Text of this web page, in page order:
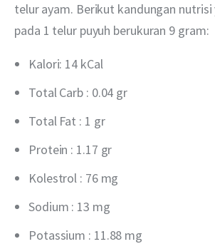
telur ayam. Berikut kandungan
pada 1 telur puyuh berukuran 9 gram:
Kalori: 14 kCal
Total Carb : 0.04 gr
Total Fat : 1 gr
Protein : 1.17 gr
Kolestrol : 76 mg
Sodium : 13 mg
Potassium : 11.88 mg